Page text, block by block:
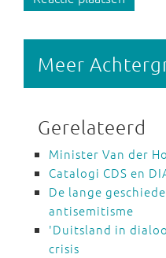
Meer
Gerelateerd
Minister Van der
Catalogi CDS en
De lange
antisemitisme
'Duitsland in
crisis